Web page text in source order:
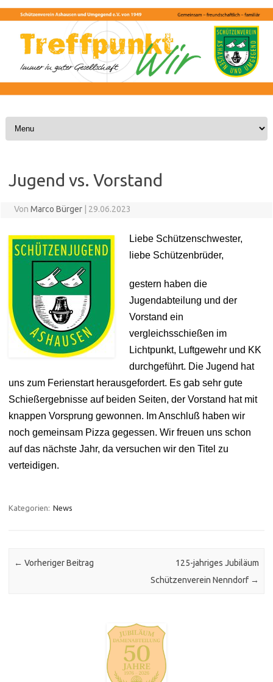
Skip to content
Jugend vs. Vorstand
Von Marco Bürger 29.06.2023
Liebe Schützenschwester,
liebe Schützenbrüder,
gestern haben die
Jugendabteilung und der
Vorstand ein
vergleichsschießen im
Lichtpunkt, Luftgewehr und KK
durchgeführt. Die Jugend hat
uns zum Ferienstart herausgefordert. Es gab sehr gute
Schießergebnisse auf beiden Seiten, der Vorstand hat mit
knappen Vorsprung gewonnen. Im Anschluß haben wir
noch gemeinsam Pizza gegessen. Wir freuen uns schon
auf das nächste Jahr, da versuchen wir den Titel zu
verteidigen.
Kategorien: News
Post navigation
← Vorheriger Beitrag
125-jahriges Jubiläum
Schützenverein Nenndorf →